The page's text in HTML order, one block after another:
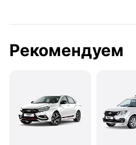
Рекомендуем